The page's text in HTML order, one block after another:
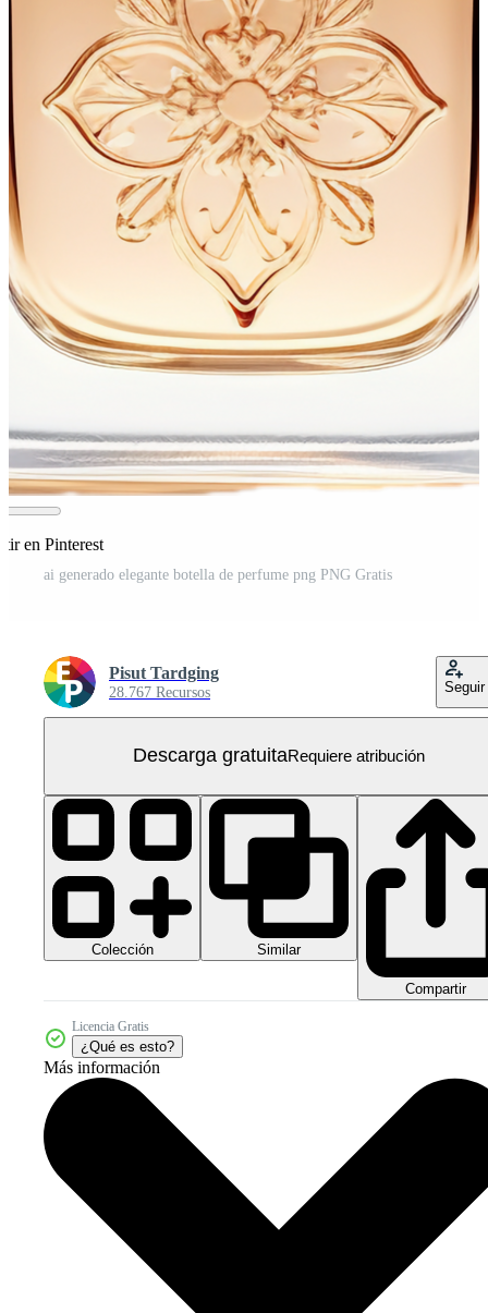
en Pinterest
ai generado elegante botella de perfume png PNG Gratis
Pisut Tardging
28.767 Recursos Seguir
Descarga gratuitaRequiere atribución
Colección Similar
Compartir
Licencia Gratis
¿Qué es esto?
Más información